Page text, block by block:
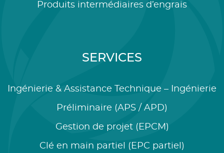
Produits intermédiaires d’engrais
SERVICES
Ingénierie & Assistance Technique – Ingénierie
Préliminaire (APS / APD)
Gestion de projet (EPCM)
Clé en main partiel (EPC partiel)